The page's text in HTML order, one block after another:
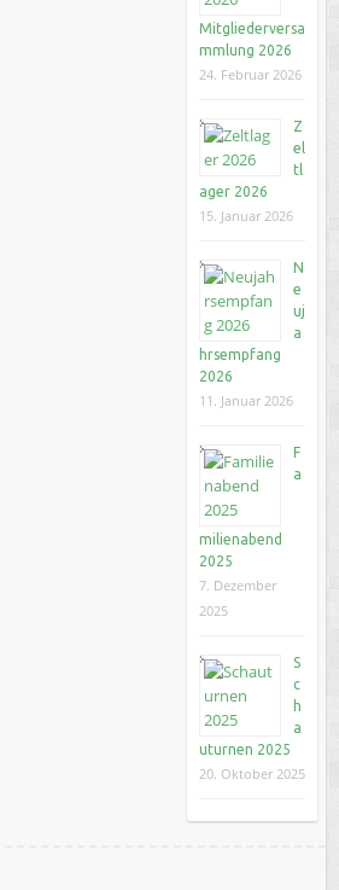
Mitgliederversa
mmlung 2026
24. Februar 2026
Z
el
tl
ager 2026
15. Januar 2026
N
e
uj
a
hrsempfang
2026
11. Januar 2026
F
a
milienabend
2025
7. Dezember
2025
S
c
h
a
uturnen 2025
20. Oktober 2025